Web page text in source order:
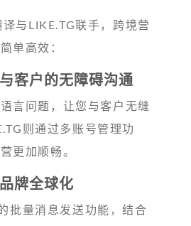
与LIKE.TG联手，跨境营
单高效：
客户的无障碍沟通
言问题，让您与客户无缝
则通过多账号管理功
更加顺畅。
牌全球化
批量消息发送功能，结合